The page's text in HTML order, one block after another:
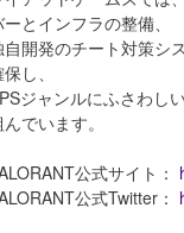
とインフラの整備、
自開発のチート対策シ
し、
ジャンルにふさわし
でいます。
公式サイト：
公式Twitter：